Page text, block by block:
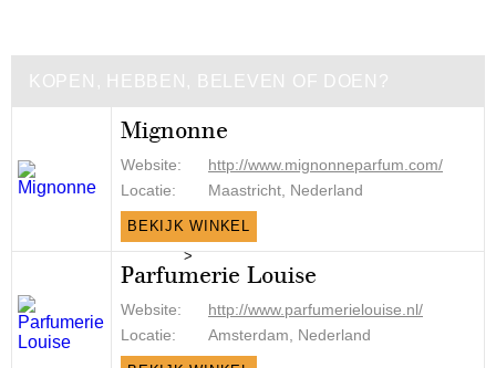
KOPEN, HEBBEN, BELEVEN OF DOEN?
Mignonne
Website:
http://www.mignonneparfum.com/
Locatie:
Maastricht, Nederland
BEKIJK WINKEL
>
Parfumerie Louise
Website:
http://www.parfumerielouise.nl/
Locatie:
Amsterdam, Nederland